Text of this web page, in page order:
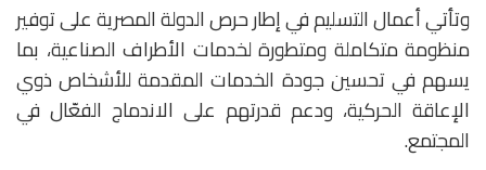
وتأتي أعمال التسليم في إطار حرص الدولة المصرية على توفير
منظومة متكاملة ومتطورة لخدمات الأطراف الصناعية، بما
يسهم في تحسين جودة الخدمات المقدمة للأشخاص ذوي
الإعاقة الحركية، ودعم قدرتهم على الاندماج الفعّال في
المجتمع.